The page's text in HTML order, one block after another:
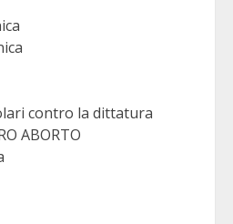
contro la dittatura
ABORTO